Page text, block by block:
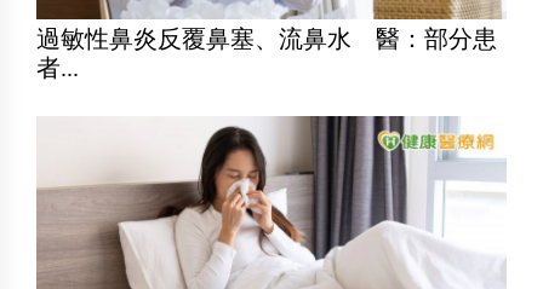
過敏性鼻炎反覆鼻塞、流鼻水 醫：部分患
者...